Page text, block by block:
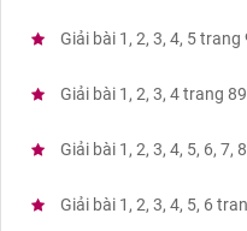
Giải bài 1, 2, 3, 4, 5 trang
Giải bài 1, 2, 3, 4 trang
Giải bài 1, 2, 3, 4, 5, 6, 7,
Giải bài 1, 2, 3, 4, 5, 6